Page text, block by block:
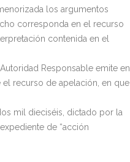
los argumentos
corresponda en el recurso
contenida en el
Responsable emite en
recurso de apelación, en que
mil dieciséis, dictado por la
de “acción